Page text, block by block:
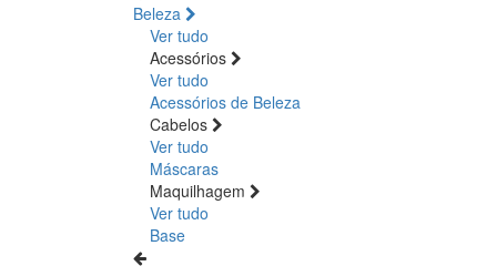
Beleza
Ver tudo
Acessórios
Ver tudo
Acessórios de Beleza
Cabelos
Ver tudo
Máscaras
Maquilhagem
Ver tudo
Base